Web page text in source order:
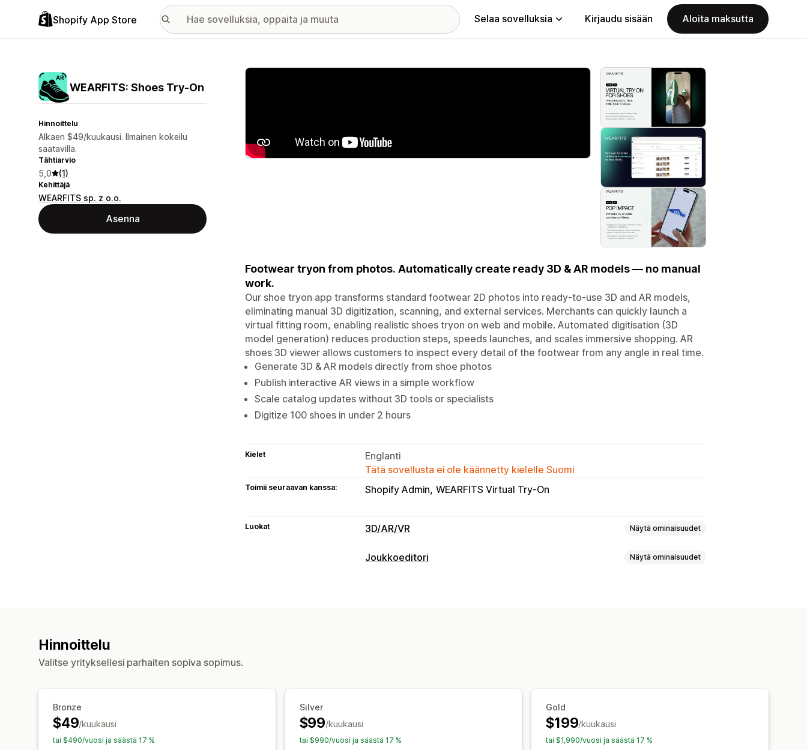
Shopify App Store Selaa sovelluksia Kirjaudu sisään Aloita maksutta
WEARFITS: Shoes Try‑On
Hinnoittelu
Alkaen $49/kuukausi. Ilmainen kokeilu
saatavilla.
Tähtiarvio
5,0 (1)
Kehittäjä
WEARFITS sp. z o.o.
Asenna
Esittelykuvagalleria
Footwear tryon from photos. Automatically create ready 3D & AR models — no manual
work.
Our shoe tryon app transforms standard footwear 2D photos into ready-to-use 3D and AR models,
eliminating manual 3D digitization, scanning, and external services. Merchants can quickly launch a
virtual fitting room, enabling realistic shoes tryon on web and mobile. Automated digitisation (3D
model generation) reduces production steps, speeds launches, and scales immersive shopping. AR
shoes 3D viewer allows customers to inspect every detail of the footwear from any angle in real time.
Generate 3D & AR models directly from shoe photos
Publish interactive AR views in a simple workflow
Scale catalog updates without 3D tools or specialists
Digitize 100 shoes in under 2 hours
Kielet
Englanti
Tätä sovellusta ei ole käännetty kielelle Suomi
Toimii seuraavan kanssa: Shopify Admin WEARFITS Virtual Try-On
Luokat 3D/AR/VR Näytä ominaisuudet
Visualisointi
Joukkoeditori Näytä ominaisuudet
Hinnoittelu
Valitse yrityksellesi parhaiten sopiva sopimus.
Bronze
$49/kuukausi
tai $490/vuosi ja säästä 17 %
Silver
$99/kuukausi
tai $990/vuosi ja säästä 17 %
Gold
$199/kuukausi
tai $1,990/vuosi ja säästä 17 %